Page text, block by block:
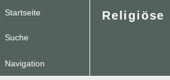
Startseite
Suche
Navigation